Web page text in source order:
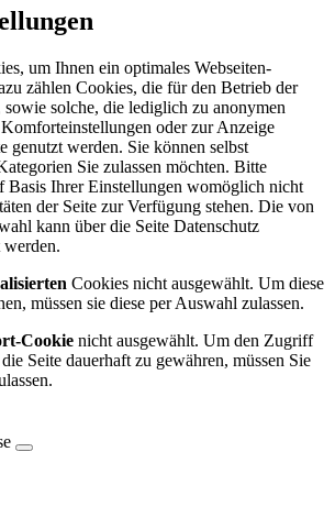
um Ihnen ein optimales Webseiten-
zählen Cookies, die für den Betrieb der
solche, die lediglich zu anonymen
oder zur Anzeige
genutzt werden. Sie können selbst
Sie zulassen möchten. Bitte
Basis Ihrer Einstellungen womöglich nicht
der Seite zur Verfügung stehen. Die von
kann über die Seite Datenschutz
werden.
Cookies nicht ausgewählt. Um diese
müssen sie diese per Auswahl zulassen.
Cookie nicht ausgewählt. Um den Zugriff
Seite dauerhaft zu gewähren, müssen Sie